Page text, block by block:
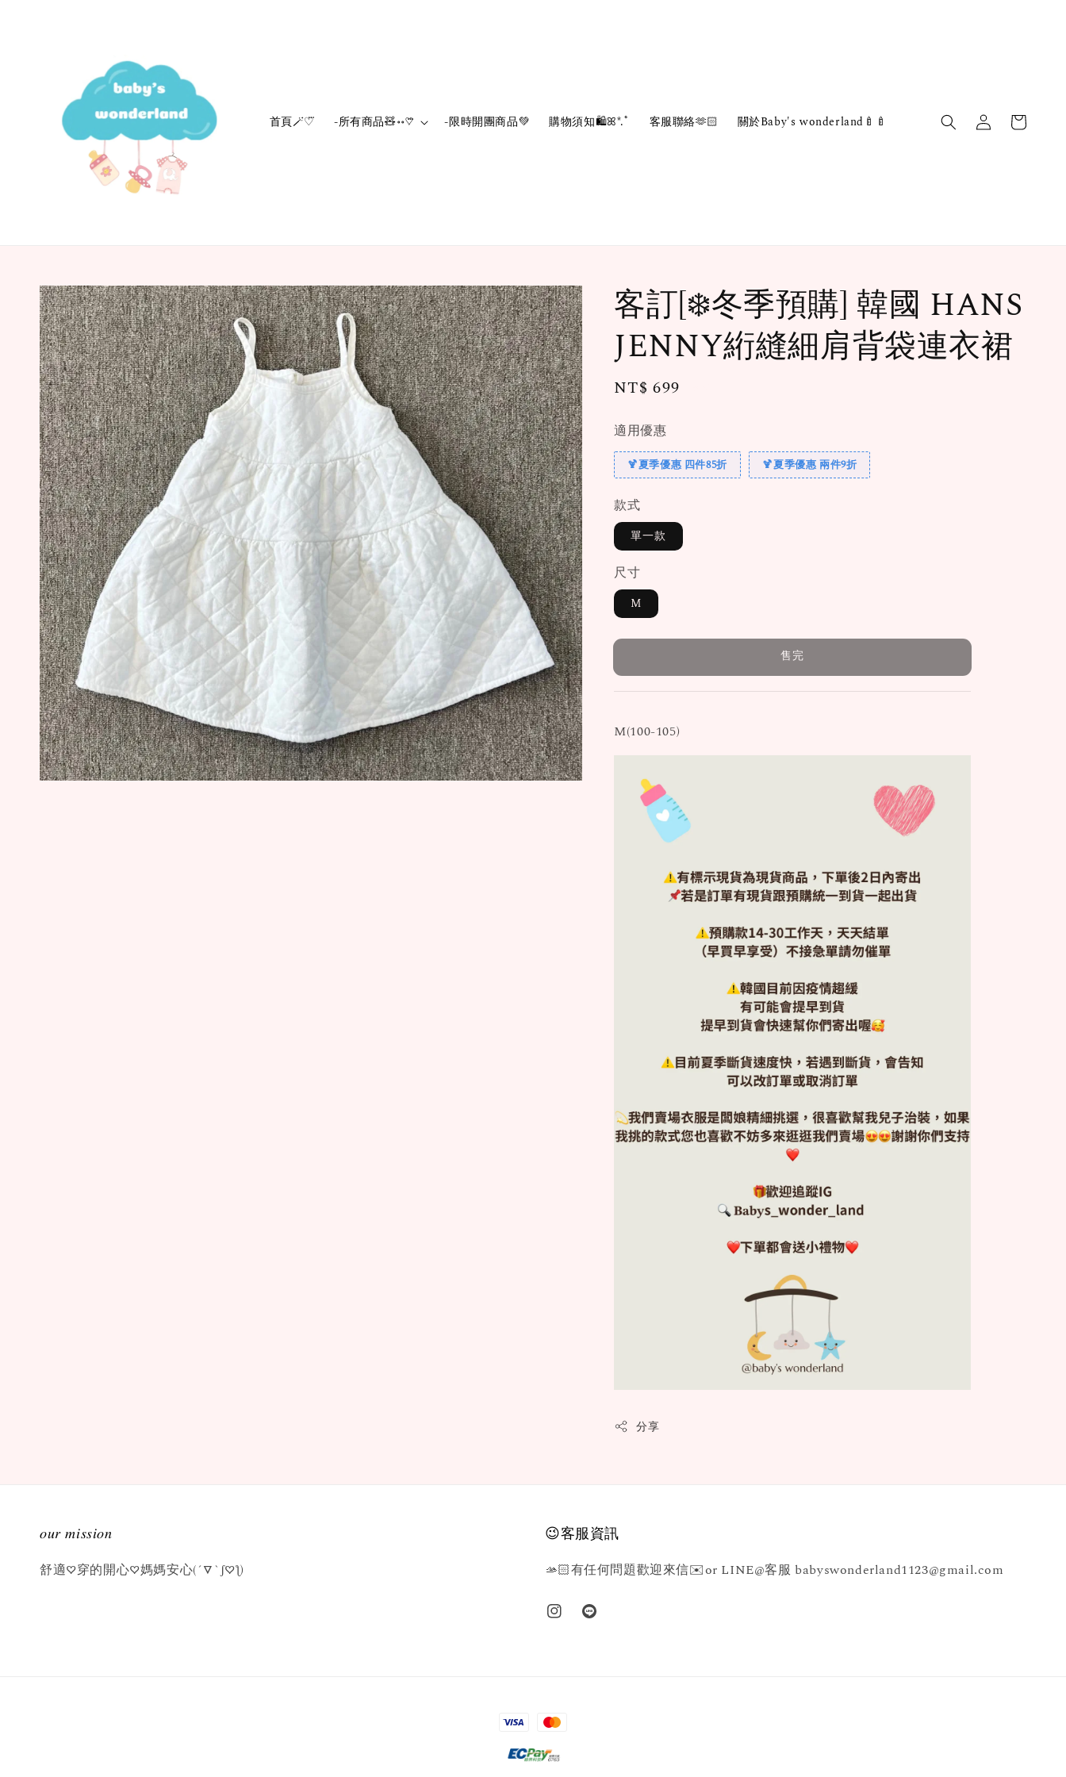
首頁🪄‎♡⃛ -所有商品🧸॰॰♡⃛ -限時開團商品💚‪ 購物須知🛍️ꕤ*.ﾟ 客服聯絡🫶🏻 關於Baby's wonderland🍼🍼
客訂[❄️冬季預購] 韓國 HANS
JENNY絎縫細肩背袋連衣裙
Regular
NT$ 699
適用優惠
🍹夏季優惠 四件85折 🍹夏季優惠 兩件9折
款式
單一款
尺寸
M
售完
M(100-105)
分享
𝑜𝑢𝑟 𝑚𝑖𝑠𝑠𝑖𝑜𝑛
舒適♡穿的開心♡媽媽安心(´▽`ʃ♡ƪ)
😉客服資訊
🫴🏻有任何問題歡迎來信✉️or LINE@客服 babyswonderland1123@gmail.com